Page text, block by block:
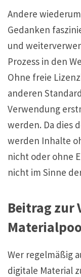
Andere
Gedanken
und
Prozess in den
Ohne freie
anderen
Verwendung
werden. Da dies
werden Inhalte
nicht oder ohne
nicht im Sinne
Beitrag zur
Wer regelmäßig
digitale Material